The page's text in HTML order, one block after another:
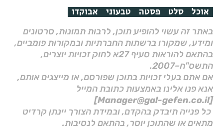
אוכל סלט פסטה טבעוני אבוקדו
באתר זה עשוי להופיע תוכן, לרבות תמונות, סרטונים
ומידע, שמקורו ברשתות החברתיות ובמקורות פומביים,
בהתאם להוראות סעיף 27א לחוק זכויות יוצרים,
התשס"ח–2007.
אם אתם בעלי זכויות בתוכן שפורסם, או מייצגים אותם,
אנא פנו אלינו באמצעות כתובת המייל
[Manager@gal-gefen.co.il]
כל פנייה תיבדק בהקדם, ובמידת הצורך יינתן קרדיט
מתאים או שהתוכן יוסר, בהתאם לנסיבות.